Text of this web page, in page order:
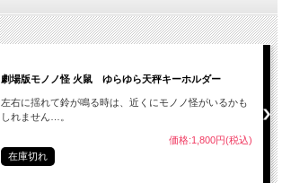
劇場版モノノ怪 火鼠 ゆらゆら天秤キーホルダー
左右に揺れて鈴が鳴る時は、近くにモノノ怪がいるかも
しれません…。
価格:1,800円(税込)
在庫切れ